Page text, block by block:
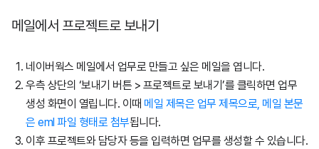
메일에서 프로젝트로 보내기
네이버웍스 메일에서 업무로 만들고 싶은 메일을 엽니다.
우측 상단의 ‘보내기 버튼 > 프로젝트로 보내기’를 클릭하면 업무
생성 화면이 열립니다. 이때 메일 제목은 업무 제목으로, 메일 본문
은 eml 파일 형태로 첨부됩니다.
이후 프로젝트와 담당자 등을 입력하면 업무를 생성할 수 있습니다.